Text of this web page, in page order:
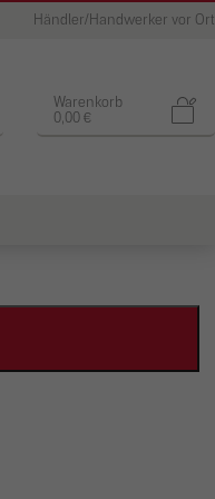
Händler/Handwerker vor Ort
Warenkorb
0,00 €